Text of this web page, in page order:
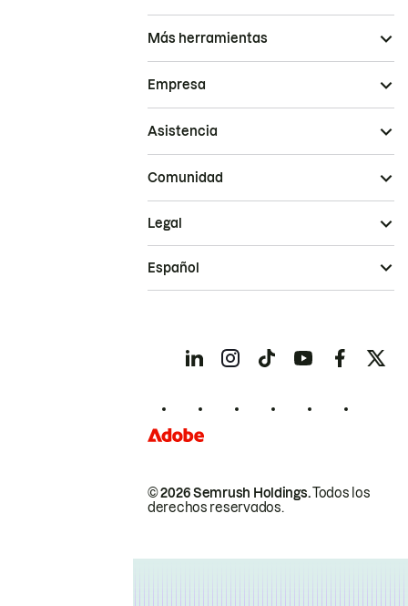
Más herramientas
Empresa
Asistencia
Comunidad
© 2026 Semrush Holdings.Todos los
derechos reservados.
Legal
Español